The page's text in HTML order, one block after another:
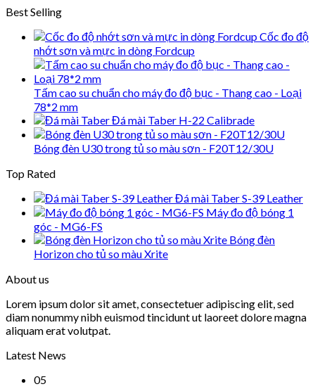
Best Selling
Cốc đo độ
nhớt sơn và mực in dòng Fordcup
Tấm cao su chuẩn cho máy đo độ bục - Thang cao - Loại
78*2 mm
Đá mài Taber H-22 Calibrade
Bóng đèn U30 trong tủ so màu sơn - F20T12/30U
Top Rated
Đá mài Taber S-39 Leather
Máy đo độ bóng 1
góc - MG6-FS
Bóng đèn
Horizon cho tủ so màu Xrite
About us
Lorem ipsum dolor sit amet, consectetuer adipiscing elit, sed
diam nonummy nibh euismod tincidunt ut laoreet dolore magna
aliquam erat volutpat.
Latest News
05